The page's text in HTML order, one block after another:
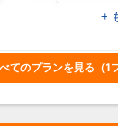
3,000円
【対象】
籍後3ヶ月以
※申請はご夫
+
てのプランを見る（1